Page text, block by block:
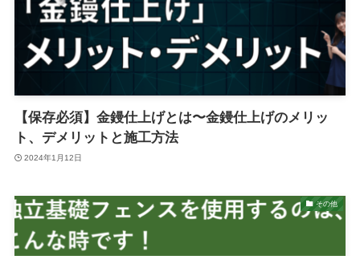
【保存必須】金鏝仕上げとは〜金鏝仕上げのメリッ
ト、デメリットと施工方法
2024年1月12日
その他